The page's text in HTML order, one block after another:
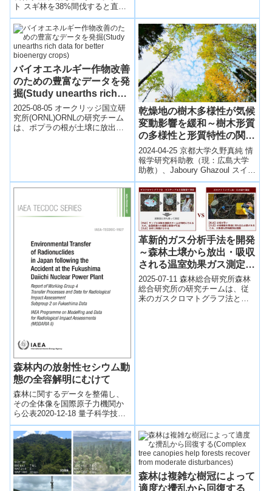
ト スギ林を38%間伐すると直後
の1年目に蒸散量は71%まで減少
しましたが、数年後には間伐...
バイオエネルギー作物改善
のための豊富なデータを発
掘(Study unearths rich
data for better bioenergy
crops)
2025-08-05 オークリッジ国立研
究所(ORNL)ORNLの研究チーム
は、ポプラの根が土壌に放出す
乾燥地の樹木多様性が気候
変動影響を緩和～樹木形質
の多様性と形質特性の関係
を紐解く～
2024-04-25 京都大学久野真純 情
報学研究科助教（現：広島大学
助教）、Jaboury Ghazoul スイス
連邦工科大学（Swiss Federal I...
森林内の放射性セシウム動
態の全容解明にむけて
森林に関するデータを整備し、
その全体像を国際原子力機関か
ら公表2020-12-18 量子科学技術
研究開発機構国立環境研究所
は、森林研究・整備機構森林総
合研究所、...
革新的ガス分析手法を開発
～森林土壌から放出・吸収
される温室効果ガス測定を
大幅に効率化～
2025-07-11 森林総合研究所森林
総合研究所の研究チームは、従
来のガスクロマトグラフ法とガ
森林は複雑な樹冠によって
適度な攪乱から回復する